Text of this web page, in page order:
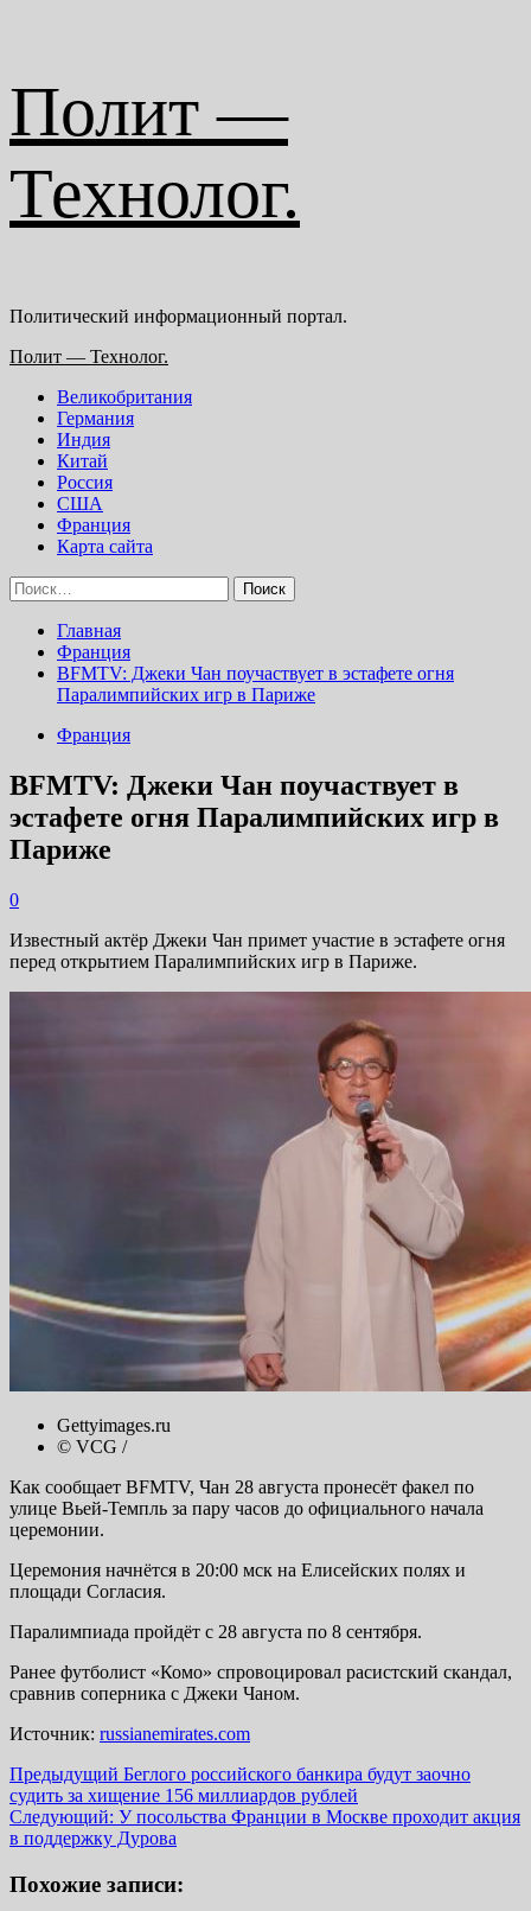
содержимому
Полит —
Технолог.
Политический информационный портал.
Основное
Полит — Технолог.
Великобритания
Германия
Индия
Китай
Россия
США
Франция
Карта сайта
Найти:
Главная
Франция
BFMTV: Джеки Чан поучаствует в эстафете огня
Паралимпийских игр в Париже
Франция
BFMTV: Джеки Чан поучаствует в
эстафете огня Паралимпийских игр в
Париже
0
Известный актёр Джеки Чан примет участие в эстафете огня
перед открытием Паралимпийских игр в Париже.
Gettyimages.ru
© VCG /
Как сообщает BFMTV, Чан 28 августа пронесёт факел по
улице Вьей-Темпль за пару часов до официального начала
церемонии.
Церемония начнётся в 20:00 мск на Елисейских полях и
площади Согласия.
Паралимпиада пройдёт с 28 августа по 8 сентября.
Ранее футболист «Комо» спровоцировал расистский скандал,
сравнив соперника с Джеки Чаном.
Источник: russianemirates.com
Навигация
записи
Предыдущий Беглого российского банкира будут заочно
судить за хищение 156 миллиардов рублей
Следующий: У посольства Франции в Москве проходит акция
в поддержку Дурова
Похожие записи: